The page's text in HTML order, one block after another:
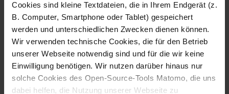
Cookies sind kleine Textdateien, die in Ihrem Endgerät (z.
B. Computer, Smartphone oder Tablet) gespeichert
werden und unterschiedlichen Zwecken dienen können.
Wir verwenden technische Cookies, die für den Betrieb
unserer Webseite notwendig sind und für die wir keine
Einwilligung benötigen. Wir nutzen darüber hinaus nur
solche Cookies des Open-Source-Tools Matomo, die uns
dabei helfen, die Nutzung unserer Webseite zu
Fotografo: Lorenz
Sternbach
Download
Fotografo: Lorenz
Sternbach
Download